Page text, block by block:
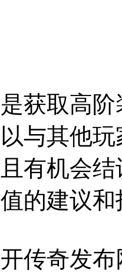
获取高
与其他
有机会
的建议和
传奇发